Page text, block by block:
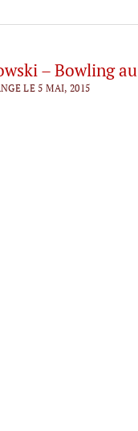
– Bowling
LE 5 MAI, 2015